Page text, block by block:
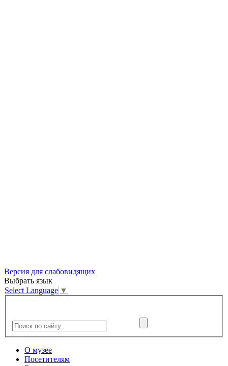
Версия для слабовидящих
Выбрать язык
Select Language ▼
О музее
Посетителям